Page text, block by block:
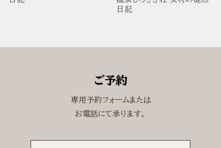
日記
ご予約
専用予約フォームまたは
お電話にて承ります。